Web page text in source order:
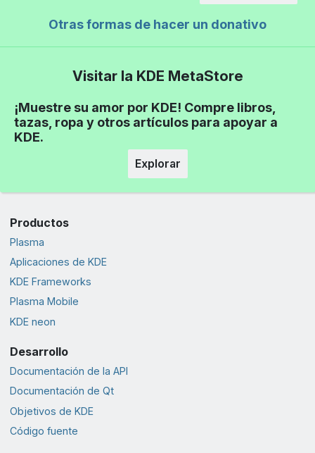
Otras formas de hacer un donativo
Visitar la KDE MetaStore
¡Muestre su amor por KDE! Compre libros,
tazas, ropa y otros artículos para apoyar a
KDE.
Explorar
Productos
Plasma
Aplicaciones de KDE
KDE Frameworks
Plasma Mobile
KDE neon
Desarrollo
Documentación de la API
Documentación de Qt
Objetivos de KDE
Código fuente